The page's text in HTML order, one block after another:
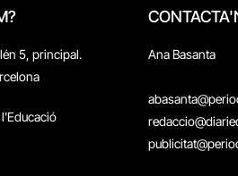
5, principal.
Ana Basanta